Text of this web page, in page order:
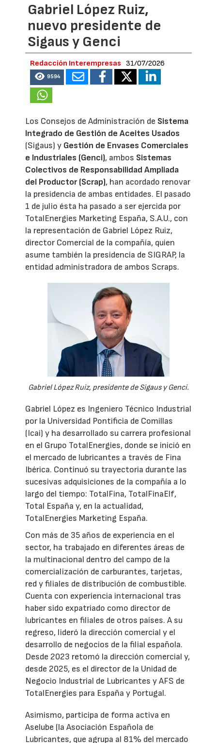
Gabriel López Ruiz,
nuevo presidente de
Sigaus y Genci
Redacción Interempresas 31/07/2026
9594
Los Consejos de Administración de Sistema
Integrado de Gestión de Aceites Usados
(Sigaus) y Gestión de Envases Comerciales
e Industriales (Genci), ambos Sistemas
Colectivos de Responsabilidad Ampliada
del Productor (Scrap), han acordado renovar
la presidencia de ambas entidades. El pasado
1 de julio ésta ha pasado a ser ejercida por
TotalEnergies Marketing España, S.A.U., con
la representación de Gabriel López Ruiz,
director Comercial de la compañía, quien
asume también la presidencia de SIGRAP, la
entidad administradora de ambos Scraps.
Gabriel López Ruiz, presidente de Sigaus y Genci.
Gabriel López es Ingeniero Técnico Industrial
por la Universidad Pontificia de Comillas
(Icai) y ha desarrollado su carrera profesional
en el Grupo TotalEnergies, donde se inició en
el mercado de lubricantes a través de Fina
Ibérica. Continuó su trayectoria durante las
sucesivas adquisiciones de la compañía a lo
largo del tiempo: TotalFina, TotalFinaElf,
Total España y, en la actualidad,
TotalEnergies Marketing España.
Con más de 35 años de experiencia en el
sector, ha trabajado en diferentes áreas de
la multinacional dentro del campo de la
comercialización de carburantes, tarjetas,
red y filiales de distribución de combustible.
Cuenta con experiencia internacional tras
haber sido expatriado como director de
lubricantes en filiales de otros países. A su
regreso, lideró la dirección comercial y el
desarrollo de negocios de la filial española.
Desde 2023 retomó la dirección comercial y,
desde 2025, es el director de la Unidad de
Negocio Industrial de Lubricantes y AFS de
TotalEnergies para España y Portugal.
Asimismo, participa de forma activa en
Aselube (la Asociación Española de
Lubricantes, que agrupa al 81% del mercado